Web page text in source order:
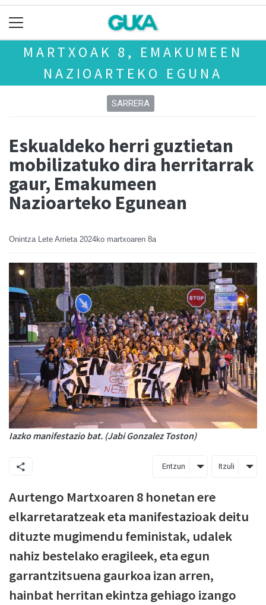
MARTXOAK 8, EMAKUMEEN
NAZIOARTEKO EGUNA
SARRERA
Eskualdeko herri guztietan
mobilizatuko dira herritarrak
gaur, Emakumeen
Nazioarteko Egunean
Onintza Lete Arrieta 2024ko martxoaren 8a
Iazko manifestazio bat. (Jabi Gonzalez Toston)
Entzun Itzuli
Aurtengo Martxoaren 8 honetan ere
elkarretaratzeak eta manifestazioak deitu
dituzte mugimendu feministak, udalek
nahiz bestelako eragileek, eta egun
garrantzitsuena gaurkoa izan arren,
hainbat herritan ekintza gehiago izango